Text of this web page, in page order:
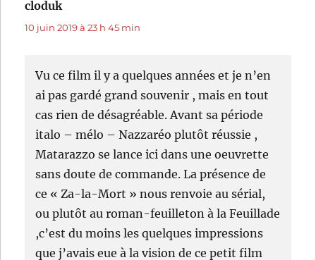
clodukdit :
10 juin 2019 à 23 h 45 min
Vu ce film il y a quelques années et je n’en
ai pas gardé grand souvenir , mais en tout
cas rien de désagréable. Avant sa période
italo – mélo – Nazzaréo plutôt réussie ,
Matarazzo se lance ici dans une oeuvrette
sans doute de commande. La présence de
ce « Za-la-Mort » nous renvoie au sérial,
ou plutôt au roman-feuilleton à la Feuillade
,c’est du moins les quelques impressions
que j’avais eue à la vision de ce petit film